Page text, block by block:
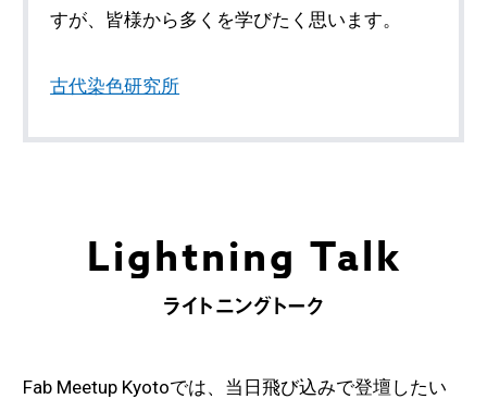
すが、皆様から多くを学びたく思います。
古代染色研究所
Lightning Talk
ライトニングトーク
Fab Meetup Kyotoでは、当日飛び込みで登壇したい